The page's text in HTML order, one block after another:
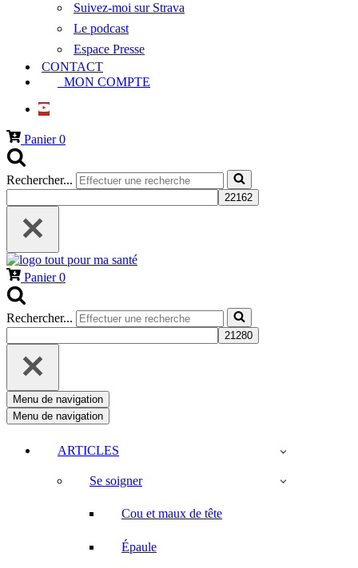
Suivez-moi sur Strava
Le podcast
Espace Presse
CONTACT
MON COMPTE
Panier0
Rechercher...
Panier0
Rechercher...
Menu de navigation
Menu de navigation
ARTICLES
Se soigner
Cou et maux de tête
Épaule